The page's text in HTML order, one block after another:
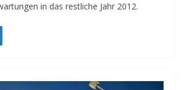
in das restliche Jahr 2012.